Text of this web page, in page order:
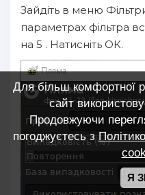
Зайдіть в меню
параметрах фільтра
на 5 . Натисніть ОК.
Для більш комфортної
сайт
Продовжуючи
погоджуєтесь з
Я